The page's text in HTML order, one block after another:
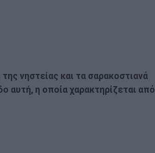
νηστείας και τα σαρακοστιανά
αυτή, η οποία χαρακτηρίζεται από